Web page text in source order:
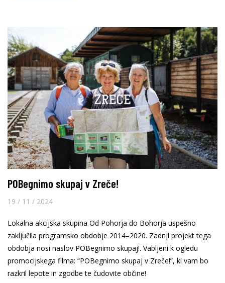
POBegnimo skupaj v Zreče!
19 / 11 / 2024
Lokalna akcijska skupina Od Pohorja do Bohorja uspešno
zaključila programsko obdobje 2014–2020. Zadnji projekt tega
obdobja nosi naslov POBegnimo skupaj!. Vabljeni k ogledu
promocijskega filma: “POBegnimo skupaj v Zreče!”, ki vam bo
razkril lepote in zgodbe te čudovite občine!